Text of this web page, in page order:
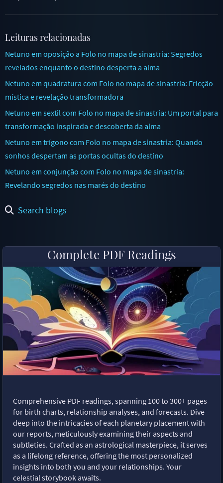
Leituras relacionadas
Netuno em oposição a Folo no mapa de sinastria: Segredos
revelados enquanto o destino desperta a alma
Netuno em quadratura com Folo no mapa de sinastria: Fricção
mística e revelação transformadora
Netuno em sextil com Folo no mapa de sinastria: Um portal para
transformação inspirada e descoberta da alma
Netuno em trígono com Folo no mapa de sinastria: Quando
sonhos despertam as portas ocultas do destino
Netuno em conjunção com Folo no mapa de sinastria:
Revelando segredos nas marés do destino
Search blogs
Complete PDF Readings
Comprehensive PDF readings, spanning 100 to 300+ pages
for birth charts, relationship analyses, and forecasts. Dive
deep into the intricacies of each planetary placement with
our reports, meticulously examining their aspects and
subtleties. Crafted as an astrological masterpiece, it serves
as a lifelong reference, offering the most personalized
insights into both you and your relationships. Your
celestial storybook awaits.